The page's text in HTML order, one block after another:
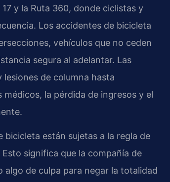
y la Ruta 360, donde ciclistas y
Los accidentes de bicicleta
vehículos que no ceden
segura al adelantar. Las
de columna hasta
la pérdida de ingresos y el
bicicleta están sujetas a la regla de
Esto significa que la compañía de
de culpa para negar la totalidad